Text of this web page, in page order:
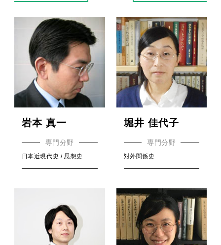
岩本 真一
専門分野
日本近現代史 / 思想史
堀井 佳代子
専門分野
対外関係史